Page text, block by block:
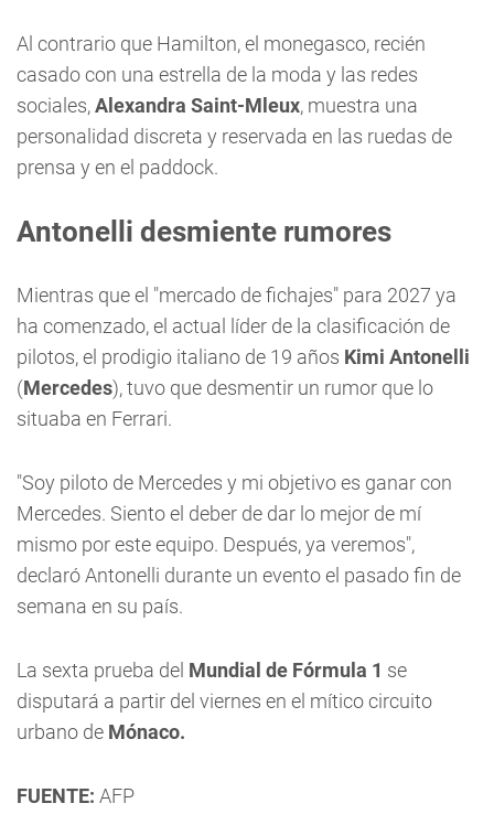
Al contrario que Hamilton, el monegasco, recién
casado con una estrella de la moda y las redes
sociales,Alexandra Saint-Mleux, muestra una
personalidad discreta y reservada en las ruedas de
prensa y en el paddock.
Antonelli desmiente rumores
Mientras que el "mercado de fichajes" para 2027 ya
ha comenzado, el actual líder de la clasificación de
pilotos, el prodigio italiano de 19 años Kimi Antonelli
(Mercedes), tuvo que desmentir un rumor que lo
situaba en Ferrari.
"Soy piloto de Mercedes y mi objetivo es ganar con
Mercedes. Siento el deber de dar lo mejor de mí
mismo por este equipo. Después, ya veremos",
declaró Antonelli durante un evento el pasado fin de
semana en su país.
La sexta prueba del Mundial de Fórmula 1 se
disputará a partir del viernes en el mítico circuito
urbano de Mónaco.
FUENTE: AFP